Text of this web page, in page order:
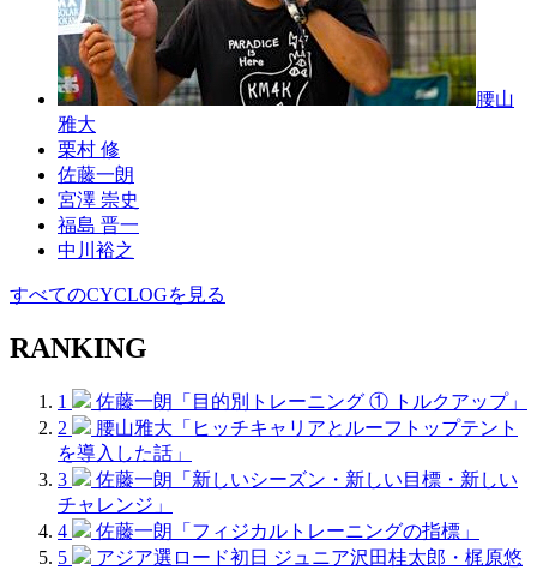
腰山
雅大
栗村 修
佐藤一朗
宮澤 崇史
福島 晋一
中川裕之
すべてのCYCLOGを見る
RANKING
1
佐藤一朗「目的別トレーニング ① トルクアップ」
2
腰山雅大「ヒッチキャリアとルーフトップテント
を導入した話」
3
佐藤一朗「新しいシーズン・新しい目標・新しい
チャレンジ」
4
佐藤一朗「フィジカルトレーニングの指標」
5
アジア選ロード初日 ジュニア沢田桂太郎・梶原悠